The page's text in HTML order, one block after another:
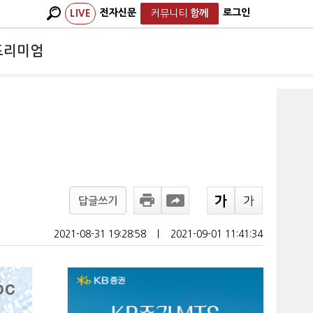
LIVE 전자신문 커뮤니티 함께 로그인
리미엄
답글쓰기
2021-08-31 19:28:58 2021-09-01 11:41:34